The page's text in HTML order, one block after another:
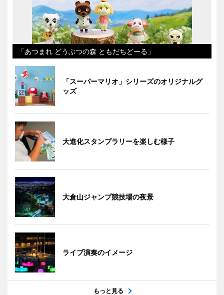
「あつまれ どうぶつの森 ともだちどーる」
「スーパーマリオ」シリーズのオリジナルグ
ッズ
大進化スタンプラリーを楽しむ様子
大倉山ジャンプ競技場の夜景
ライブ演奏のイメージ
もっと見る